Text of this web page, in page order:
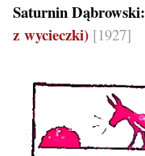
Saturnin Dąbrowski:
z wycieczki) [1927]